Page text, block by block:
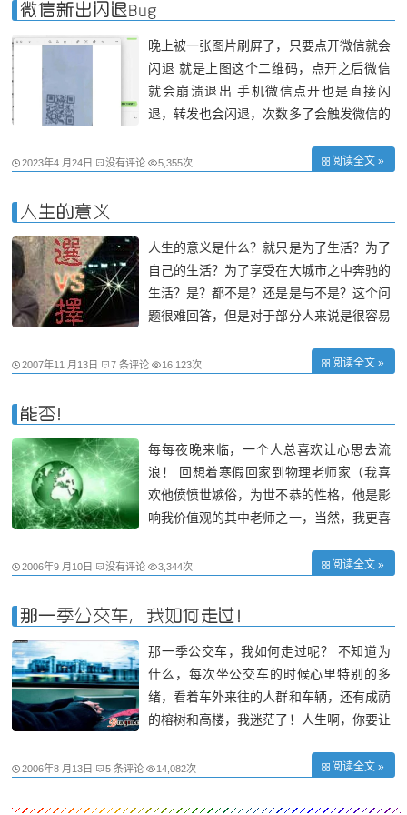
对于
微信新出闪退Bug
晚上被一张图片刷屏了，只要点开微信就会
闪退 就是上图这个二维码，点开之后微信
就会崩溃退出 手机微信点开也是直接闪
退，转发也会闪退，次数多了会触发微信的
时不清楚原因，是鸿蒙系统，但微信并不是
2023年4 月24日 没有评论 5,355次 阅读全文 »
人生的意义
人生的意义是什么？就只是为了生活？为了
自己的生活？为了享受在大城市之中奔驰的
生活？是？都不是？还是是与不是？这个问
题很难回答，但是对于部分人来说是很容易
我长大后你想做什么？我毫不犹豫的说：
2007年11 月13日 7 条评论 16,123次 阅读全文 »
能否！
每每夜晚来临，一个人总喜欢让心思去流
浪！ 回想着寒假回家到物理老师家（我喜
欢他偾愤世嫉俗，为世不恭的性格，他是影
响我价值观的其中老师之一，当然，我更喜
还记得他把一段爱情的感语写在物理书的背
“名言”而没有安心听课了！）喝酒所听到，
2006年9 月10日 没有评论 3,344次 阅读全文 »
那一季公交车，我如何走过！
那一季公交车，我如何走过呢？ 不知道为
什么，每次坐公交车的时候心里特别的多
绪，看着车外来往的人群和车辆，还有成荫
的榕树和高楼，我迷茫了！人生啊，你要让
跌荡荡的旅程，何时才步到我心灵的归宿？
己此时无意间想起的过去、现在和将来。
2006年8 月13日 5 条评论 14,082次 阅读全文 »